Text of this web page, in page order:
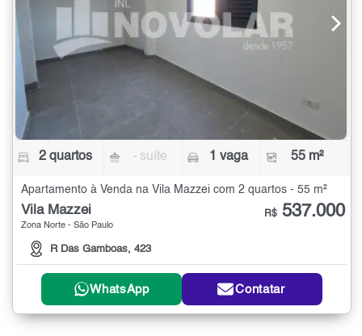
2 quartos - suíte 1 vaga 55 m²
Apartamento à Venda na Vila Mazzei com 2 quartos - 55 m²
Vila Mazzei
Zona Norte - São Paulo
R Das Gamboas, 423
R$ 537.000
WhatsApp Contatar